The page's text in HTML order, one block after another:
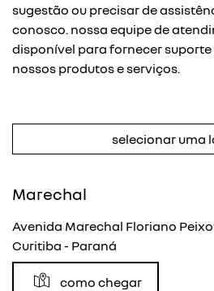
sugestão ou precisar de
conosco. nossa equipe de
disponível para fornecer
nossos produtos e serviços.
selecionar uma
Marechal
Avenida Marechal Floriano
Curitiba - Paraná
como chegar